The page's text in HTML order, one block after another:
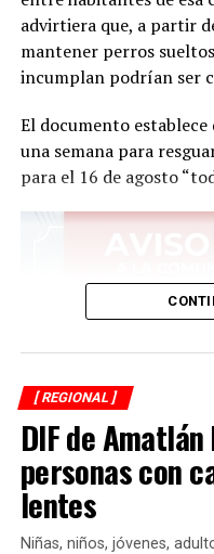
advirtiera que, a partir
mantener perros
incumplan podrían ser
El documento
una semana para
para el 16 de agosto
[ REGIONAL ]
DIF de
personas con
lentes
Niñas, niños, jóvenes,